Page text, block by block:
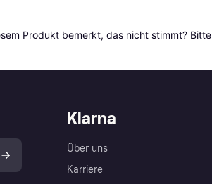
Produkt bemerkt, das nicht stimmt? Bitte
Klarna
Über uns
Karriere